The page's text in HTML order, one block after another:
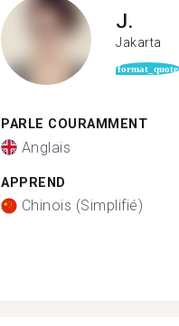
J.
Jakarta
format_quote
PARLE COURAMMENT
Anglais
APPREND
Chinois (Simplifié)